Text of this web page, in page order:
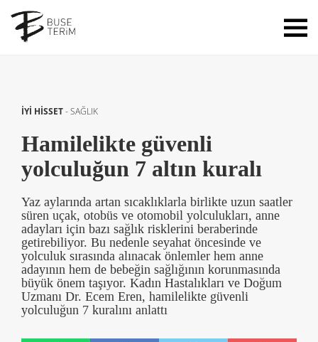
İYİ HİSSET-SAĞLIK
Hamilelikte güvenli
yolculuğun 7 altın kuralı
Yaz aylarında artan sıcaklıklarla birlikte uzun saatler
süren uçak, otobüs ve otomobil yolculukları, anne
adayları için bazı sağlık risklerini beraberinde
getirebiliyor. Bu nedenle seyahat öncesinde ve
yolculuk sırasında alınacak önlemler hem anne
adayının hem de bebeğin sağlığının korunmasında
büyük önem taşıyor. Kadın Hastalıkları ve Doğum
Uzmanı Dr. Ecem Eren, hamilelikte güvenli
yolculuğun 7 kuralını anlattı